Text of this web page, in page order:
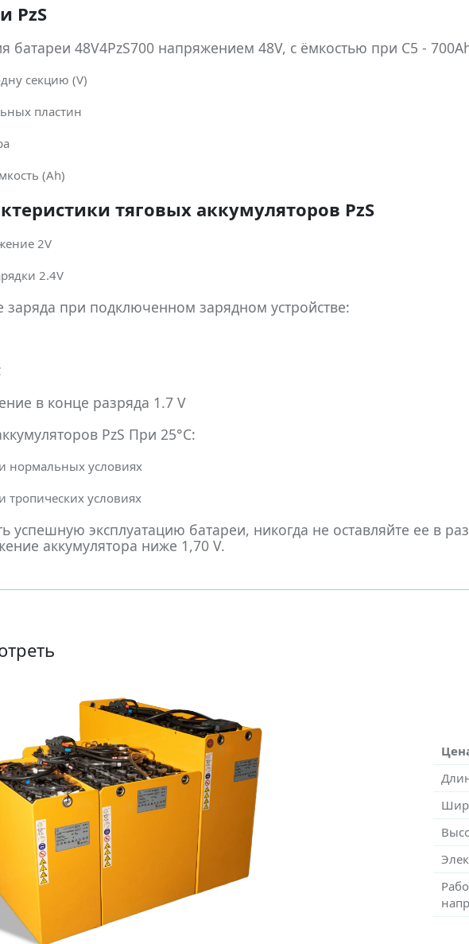
PzS
батареи 48V4PzS700 напряжением 48V, с ёмкостью при C5 -
секцию (V)
пластин
(Ah)
тяговых аккумуляторов PzS
2V
2.4V
при подключенном зарядном устройстве:
в конце разряда 1.7 V
PzS При 25°С:
нормальных условиях
тропических условиях
успешную эксплуатацию батареи, никогда не оставляйте ее в
аккумулятора ниже 1,70 V.